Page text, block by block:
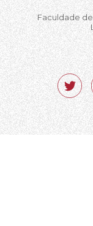
Faculdade